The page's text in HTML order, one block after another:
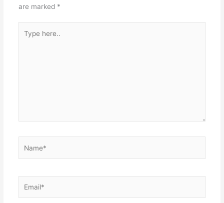
are marked *
here..